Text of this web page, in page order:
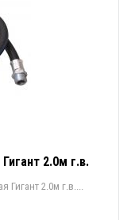
2.0м г.в.
Гигант 2.0м г.в....